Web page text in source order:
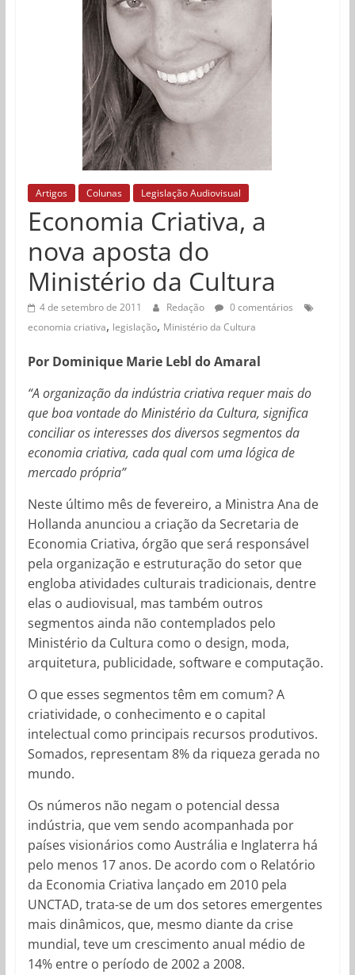
Artigos Colunas Legislação Audiovisual
Economia Criativa, a
nova aposta do
Ministério da Cultura
4 de setembro de 2011 Redação
0 comentários
economia criativa, legislação, Ministério da Cultura
Por Dominique Marie Lebl do Amaral
“A organização da indústria criativa requer mais do
que boa vontade do Ministério da Cultura, significa
conciliar os interesses dos diversos segmentos da
economia criativa, cada qual com uma lógica de
mercado própria”
Neste último mês de fevereiro, a Ministra Ana de
Hollanda anunciou a criação da Secretaria de
Economia Criativa, órgão que será responsável
pela organização e estruturação do setor que
engloba atividades culturais tradicionais, dentre
elas o audiovisual, mas também outros
segmentos ainda não contemplados pelo
Ministério da Cultura como o design, moda,
arquitetura, publicidade, software e computação.
O que esses segmentos têm em comum? A
criatividade, o conhecimento e o capital
intelectual como principais recursos produtivos.
Somados, representam 8% da riqueza gerada no
mundo.
Os números não negam o potencial dessa
indústria, que vem sendo acompanhada por
países visionários como Austrália e Inglaterra há
pelo menos 17 anos. De acordo com o Relatório
da Economia Criativa lançado em 2010 pela
UNCTAD, trata-se de um dos setores emergentes
mais dinâmicos, que, mesmo diante da crise
mundial, teve um crescimento anual médio de
14% entre o período de 2002 a 2008.